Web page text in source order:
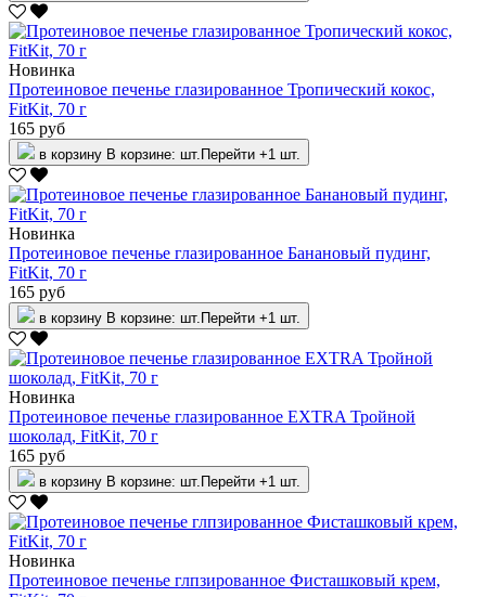
Новинка
Протеиновое печенье глазированное Тропический кокос,
FitKit, 70 г
165 руб
в корзину В корзине: шт. Перейти +1 шт.
Новинка
Протеиновое печенье глазированное Банановый пудинг,
FitKit, 70 г
165 руб
в корзину В корзине: шт. Перейти +1 шт.
Новинка
Протеиновое печенье глазированное EXTRA Тройной
шоколад, FitKit, 70 г
165 руб
в корзину В корзине: шт. Перейти +1 шт.
Новинка
Протеиновое печенье глпзированное Фисташковый крем,